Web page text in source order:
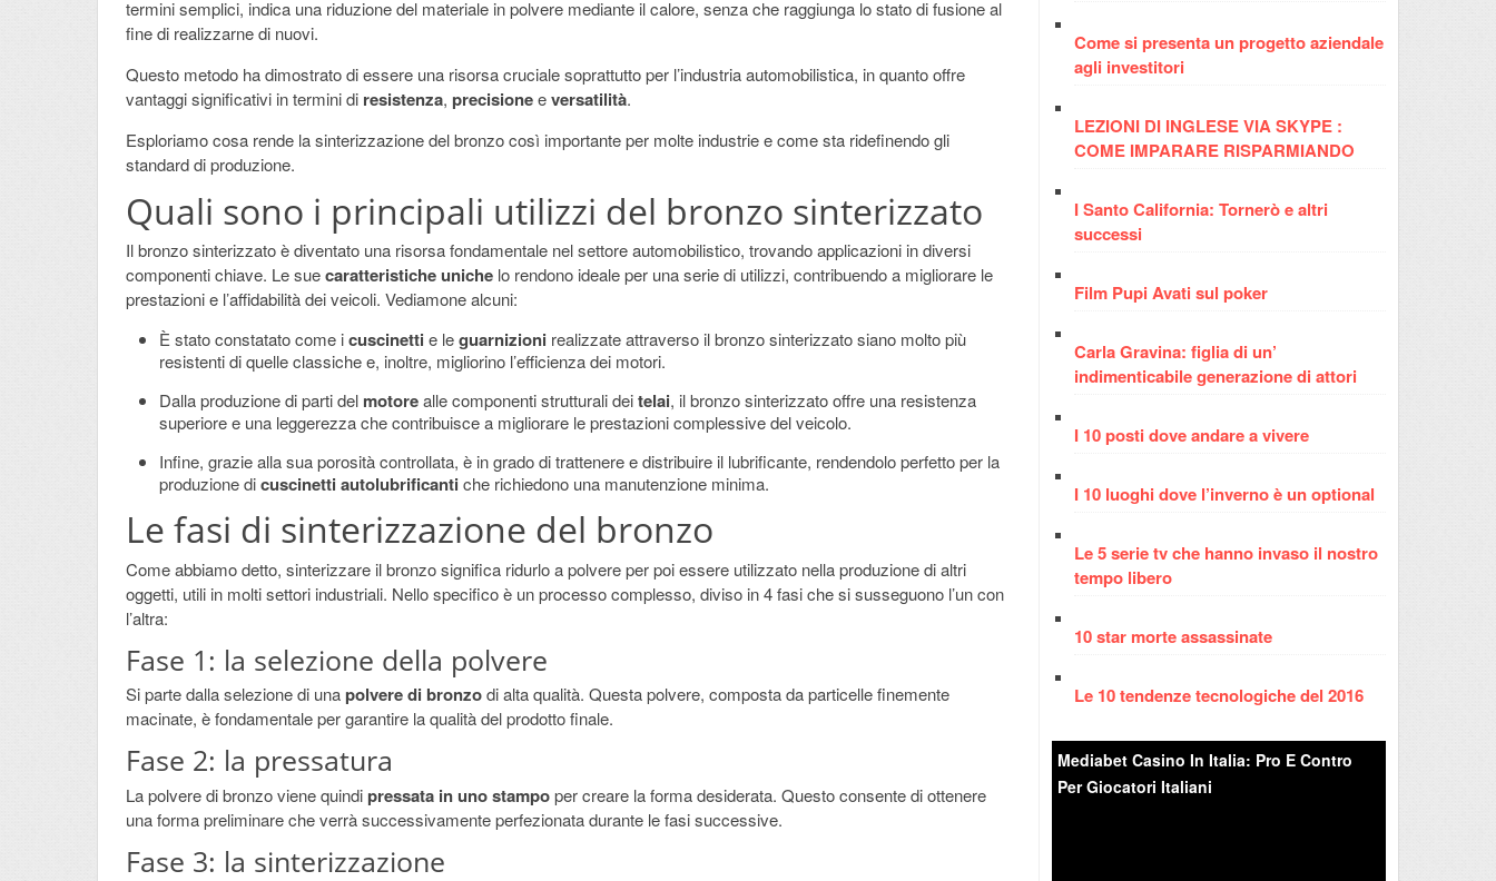
termini semplici, indica una riduzione del materiale in polvere mediante il calore, senza che raggiunga lo stato di fusione al
fine di realizzarne di nuovi.
Questo metodo ha dimostrato di essere una risorsa cruciale soprattutto per l’industria automobilistica, in quanto offre
vantaggi significativi in termini di resistenza, precisioneeversatilità.
Esploriamo cosa rende la sinterizzazione del bronzo così importante per molte industrie e come sta ridefinendo gli
standard di produzione.
Quali sono i principali utilizzi del bronzo sinterizzato
Il bronzo sinterizzato è diventato una risorsa fondamentale nel settore automobilistico, trovando applicazioni in diversi
componenti chiave. Le suecaratteristiche uniche lo rendono ideale per una serie di utilizzi, contribuendo a migliorare le
prestazioni e l’affidabilità dei veicoli. Vediamone alcuni:
È stato constatato come icuscinetti e leguarnizioni realizzate attraverso il bronzo sinterizzato siano molto più
resistenti di quelle classiche e, inoltre, migliorino l’efficienza dei motori.
Dalla produzione di parti del motorealle componenti strutturali deitelai, il bronzo sinterizzato offre una resistenza
superiore e una leggerezza che contribuisce a migliorare le prestazioni complessive del veicolo.
Infine, grazie alla sua porosità controllata, è in grado di trattenere e distribuire il lubrificante, rendendolo perfetto per la
produzione dicuscinetti autolubrificanti che richiedono una manutenzione minima.
Le fasi di sinterizzazione del bronzo
Come abbiamo detto, sinterizzare il bronzo significa ridurlo a polvere per poi essere utilizzato nella produzione di altri
oggetti, utili in molti settori industriali. Nello specifico è un processo complesso, diviso in 4 fasi che si susseguono l’un con
l’altra:
Fase 1: la selezione della polvere
Si parte dalla selezione di unapolvere di bronzodi alta qualità. Questa polvere, composta da particelle finemente
macinate, è fondamentale per garantire la qualità del prodotto finale.
Fase 2: la pressatura
La polvere di bronzo viene quindipressata in uno stampoper creare la forma desiderata. Questo consente di ottenere
una forma preliminare che verrà successivamente perfezionata durante le fasi successive.
Fase 3: la sinterizzazione
Come si presenta un progetto aziendale
agli investitori
LEZIONI DI INGLESE VIA SKYPE :
COME IMPARARE RISPARMIANDO
I Santo California: Tornerò e altri
successi
Film Pupi Avati sul poker
Carla Gravina: figlia di un’
indimenticabile generazione di attori
I 10 posti dove andare a vivere
I 10 luoghi dove l’inverno è un optional
Le 5 serie tv che hanno invaso il nostro
tempo libero
10 star morte assassinate
Le 10 tendenze tecnologiche del 2016
Mediabet Casino In Italia: Pro E Contro
Per Giocatori Italiani